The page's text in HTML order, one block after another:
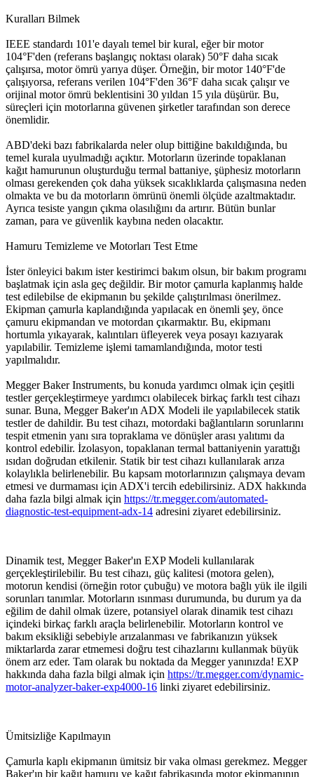
Kuralları Bilmek
IEEE standardı 101'e dayalı temel bir kural, eğer bir motor
104°F'den (referans başlangıç noktası olarak) 50°F daha sıcak
çalışırsa, motor ömrü yarıya düşer. Örneğin, bir motor 140°F'de
çalışıyorsa, referans verilen 104°F'den 36°F daha sıcak çalışır ve
orijinal motor ömrü beklentisini 30 yıldan 15 yıla düşürür. Bu,
süreçleri için motorlarına güvenen şirketler tarafından son derece
önemlidir.
ABD'deki bazı fabrikalarda neler olup bittiğine bakıldığında, bu
temel kurala uyulmadığı açıktır. Motorların üzerinde topaklanan
kağıt hamurunun oluşturduğu termal battaniye, şüphesiz motorların
olması gerekenden çok daha yüksek sıcaklıklarda çalışmasına neden
olmakta ve bu da motorların ömrünü önemli ölçüde azaltmaktadır.
Ayrıca tesiste yangın çıkma olasılığını da artırır. Bütün bunlar
zaman, para ve güvenlik kaybına neden olacaktır.
Hamuru Temizleme ve Motorları Test Etme
İster önleyici bakım ister kestirimci bakım olsun, bir bakım programı
başlatmak için asla geç değildir. Bir motor çamurla kaplanmış halde
test edilebilse de ekipmanın bu şekilde çalıştırılması önerilmez.
Ekipman çamurla kaplandığında yapılacak en önemli şey, önce
çamuru ekipmandan ve motordan çıkarmaktır. Bu, ekipmanı
hortumla yıkayarak, kalıntıları üfleyerek veya posayı kazıyarak
yapılabilir. Temizleme işlemi tamamlandığında, motor testi
yapılmalıdır.
Megger Baker Instruments, bu konuda yardımcı olmak için çeşitli
testler gerçekleştirmeye yardımcı olabilecek birkaç farklı test cihazı
sunar. Buna, Megger Baker'ın ADX Modeli ile yapılabilecek statik
testler de dahildir. Bu test cihazı, motordaki bağlantıların sorunlarını
tespit etmenin yanı sıra topraklama ve dönüşler arası yalıtımı da
kontrol edebilir. İzolasyon, topaklanan termal battaniyenin yarattığı
ısıdan doğrudan etkilenir. Statik bir test cihazı kullanılarak arıza
kolaylıkla belirlenebilir. Bu kapsam motorlarınızın çalışmaya devam
etmesi ve durmaması için ADX'i tercih edebilirsiniz. ADX hakkında
daha fazla bilgi almak için https://tr.megger.com/automated-
diagnostic-test-equipment-adx-14 adresini ziyaret edebilirsiniz.
Dinamik test, Megger Baker'ın EXP Modeli kullanılarak
gerçekleştirilebilir. Bu test cihazı, güç kalitesi (motora gelen),
motorun kendisi (örneğin rotor çubuğu) ve motora bağlı yük ile ilgili
sorunları tanımlar. Motorların ısınması durumunda, bu durum ya da
eğilim de dahil olmak üzere, potansiyel olarak dinamik test cihazı
içindeki birkaç farklı araçla belirlenebilir. Motorların kontrol ve
bakım eksikliği sebebiyle arızalanması ve fabrikanızın yüksek
miktarlarda zarar etmemesi doğru test cihazlarını kullanmak büyük
önem arz eder. Tam olarak bu noktada da Megger yanınızda! EXP
hakkında daha fazla bilgi almak için https://tr.megger.com/dynamic-
motor-analyzer-baker-exp4000-16 linki ziyaret edebilirsiniz.
Ümitsizliğe Kapılmayın
Çamurla kaplı ekipmanın ümitsiz bir vaka olması gerekmez. Megger
Baker'ın bir kağıt hamuru ve kağıt fabrikasında motor ekipmanının